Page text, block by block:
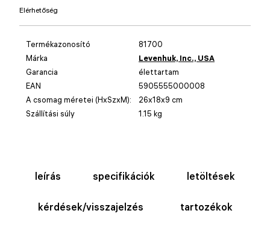
Elérhetőség
Termékazonosító
81700
Márka
Levenhuk, Inc., USA
Garancia
élettartam
EAN
5905555000008
A csomag méretei (HxSzxM):
26x18x9 cm
Szállítási súly
1.15 kg
leírás specifikációk letöltések
kérdések/visszajelzés tartozékok